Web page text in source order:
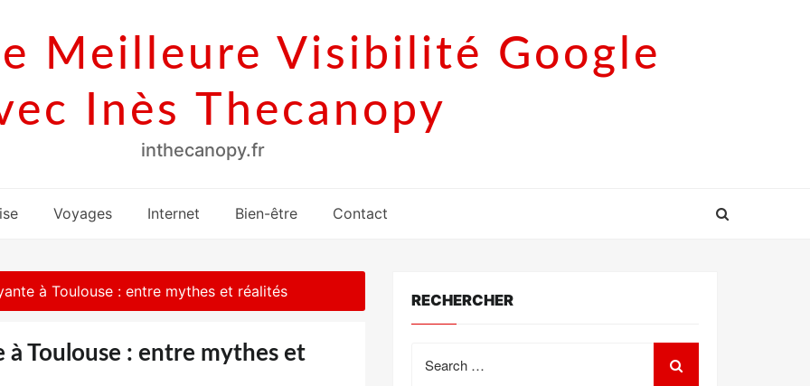
Meilleure Visibilité Google
Inès Thecanopy
inthecanopy.fr
Voyages Internet Bien-être Contact
à Toulouse : entre mythes et réalités
à Toulouse : entre mythes et
RECHERCHER
for: